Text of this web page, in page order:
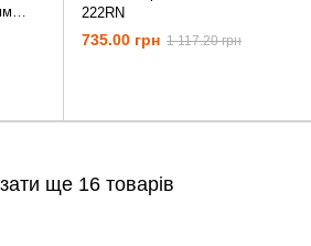
222RN
735.00 грн 1 117.20 грн
ще 16 товарів